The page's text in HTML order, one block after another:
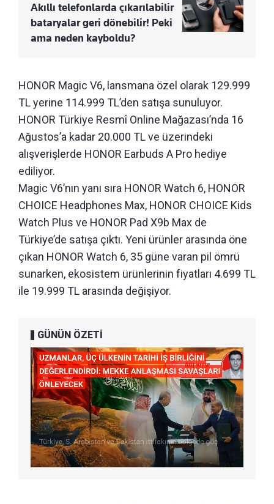
Akıllı telefonlarda çıkarılabilir
bataryalar geri dönebilir! Peki
ama neden kayboldu?
HONOR Magic V6, lansmana özel olarak 129.999
TL yerine 114.999 TL’den satışa sunuluyor.
HONOR Türkiye Resmî Online Mağazası’nda 16
Ağustos’a kadar 20.000 TL ve üzerindeki
alışverişlerde HONOR Earbuds A Pro hediye
ediliyor.
Magic V6’nın yanı sıra HONOR Watch 6, HONOR
CHOICE Headphones Max, HONOR CHOICE Kids
Watch Plus ve HONOR Pad X9b Max de
Türkiye’de satışa çıktı. Yeni ürünler arasında öne
çıkan HONOR Watch 6, 35 güne varan pil ömrü
sunarken, ekosistem ürünlerinin fiyatları 4.699 TL
ile 19.999 TL arasında değişiyor.
GÜNÜN ÖZETİ